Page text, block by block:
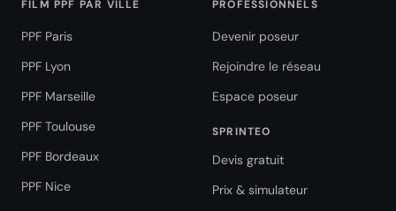
FILM PPF PAR VILLE
PPF Paris
PPF Lyon
PPF Marseille
PPF Toulouse
PPF Bordeaux
PPF Nice
PROFESSIONNELS
Devenir poseur
Rejoindre le réseau
Espace poseur
SPRINTEO
Devis gratuit
Prix & simulateur